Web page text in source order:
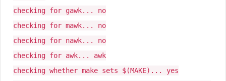
checking for gawk... no
checking for mawk... no
checking for nawk... no
checking for awk... awk
checking whether make sets $(MAKE)... yes